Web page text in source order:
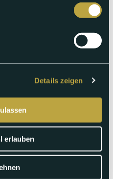
Details zeigen
erlauben
vom